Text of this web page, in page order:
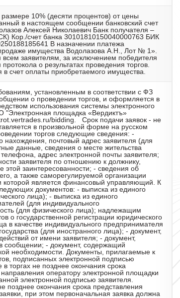
размере 10% (десяти процентов) от цены
в настоящем сообщении банковский счет
Алексей Николаевич Банк получателя –
счет банка 30101810150040000763 БИК
В назначении платежа
имущества Водолазова А.Н., Лот № 1».
заявителям, за исключением победителя
о результатах проведения торгов.
счет оплаты приобретаемого имущества.
установленным в соответствии с ФЗ
о проведении торгов, и оформляется в
использования системы электронного
"Электронная площадка «Вердиктъ»
bidding. Срок подачи заявок - не
в произвольной форме на русском
торгов следующие сведения: -
почтовый адрес заявителя (для
данные, сведения о месте жительства
адрес электронной почты заявителя;
заявителя по отношению к должнику,
заинтересованности; - сведения об
а также саморегулируемой организации
является финансовый управляющий. К
документов: - выписка из единого
лица); - выписка из единого
(для индивидуального
(для физического лица); надлежащим
о государственной регистрации юридического
в качестве индивидуального предпринимателя
(для иностранного лица); - документ,
от имени заявителя; - документ,
сообщении; - документ, содержащий
необходимости. Документы, прилагаемые к
подписанных электронной подписью
в торгах не позднее окончания срока
оператору электронной площадки
электронной подписью заявителя.
позднее окончания срока представления
при этом первоначальная заявка должна